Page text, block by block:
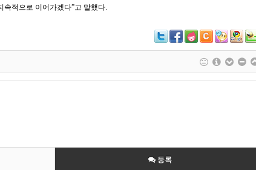
속적으로 이어가겠다”고 말했다.
등록